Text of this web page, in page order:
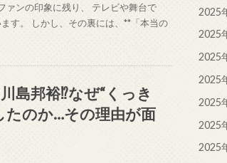
ァンの印象に残り、 テレビや舞台で
す。 しかし、その裏には、**「本当の
島邦裕⁉なぜ“くっき
たのか…その理由が面
2025
2025
2025
2025
2025
2025
2025